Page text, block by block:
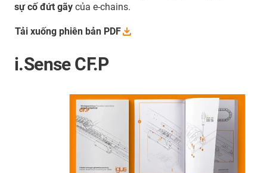
sự cố đứt gãy của e-chains.
Tải xuống phiên bản PDF
i.Sense CF.P